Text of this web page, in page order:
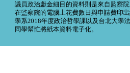
議員政治獻金細目的資料則是來自監察
在監察院的電腦上花費數日與申請費印
學系2018年度政治哲學課以及台北大學
同學幫忙將紙本資料電子化。